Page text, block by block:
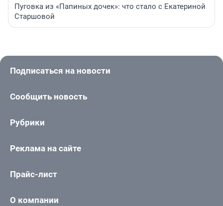
Пуговка из «Папиных дочек»: что стало с Екатериной
Старшовой
Подписаться на новости
Сообщить новость
Рубрики
Реклама на сайте
Прайс-лист
О компании